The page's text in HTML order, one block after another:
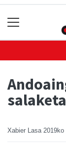
Xabier Lasa 2019ko